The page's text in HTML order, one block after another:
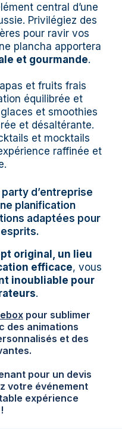
central d’une
Privilégiez des
pour ravir vos
plancha apportera
et gourmande.
et fruits frais
équilibrée et
et smoothies
et désaltérante.
et mocktails
raffinée et
d’entreprise
planification
adaptées pour
original, un lieu
efficace, vous
inoubliable pour
.
pour sublimer
des animations
et des
pour un devis
votre événement
expérience